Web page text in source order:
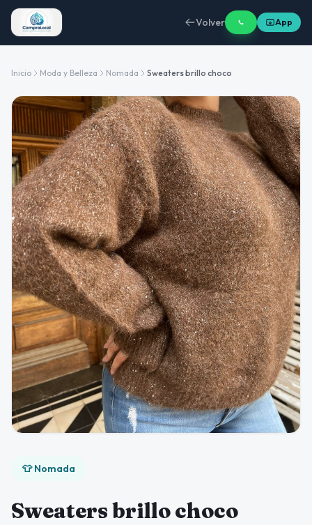
Volver App
Inicio Moda y Belleza Nomada Sweaters brillo choco
👕 Nomada
Sweaters brillo choco